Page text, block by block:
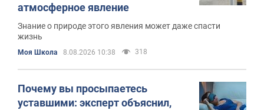
атмосферное явление
Знание о природе этого явления может даже спасти
жизнь
Моя Школа 8.08.2026 10:38 318
Почему вы просыпаетесь
уставшими: эксперт объяснил,